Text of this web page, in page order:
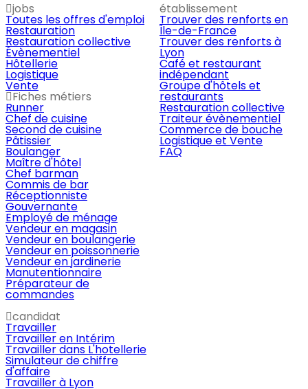
jobs
Toutes les offres d'emploi
Restauration
Restauration collective
Évènementiel
Hôtellerie
Logistique
Vente
Fiches métiers
Runner
Chef de cuisine
Second de cuisine
Pâtissier
Boulanger
Maître d'hôtel
Chef barman
Commis de bar
Réceptionniste
Gouvernante
Employé de ménage
Vendeur en magasin
Vendeur en boulangerie
Vendeur en poissonnerie
Vendeur en jardinerie
Manutentionnaire
Préparateur de
commandes
établissement
Trouver des renforts en
Île-de-France
Trouver des renforts à
Lyon
Café et restaurant
indépendant
Groupe d'hôtels et
restaurants
Restauration collective
Traiteur évènementiel
Commerce de bouche
Logistique et Vente
FAQ
candidat
Travailler
Travailler en Intérim
Travailler dans L'hotellerie
Simulateur de chiffre
d'affaire
Travailler à Lyon